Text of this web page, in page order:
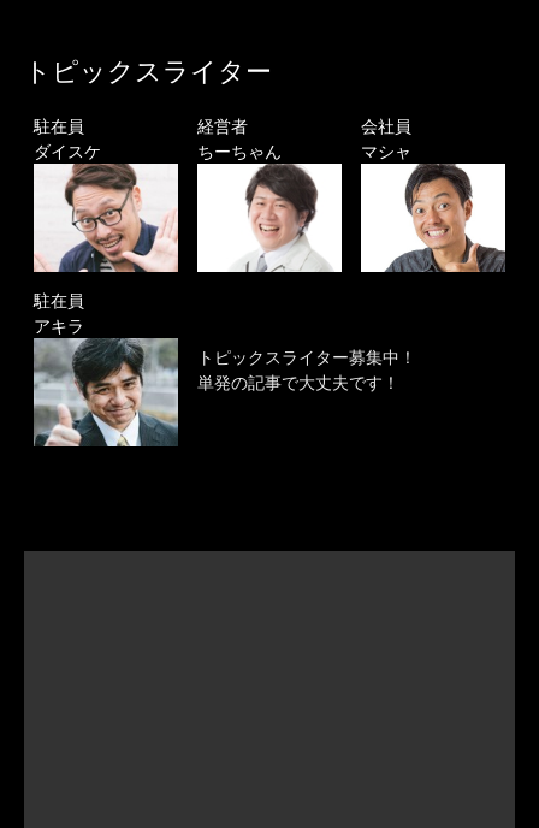
トピックスライター
駐在員
ダイスケ
経営者
ちーちゃん
会社員
マシャ
駐在員
アキラ
トピックスライター募集中！
単発の記事で大丈夫です！